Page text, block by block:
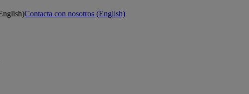
Contacta con nosotros (English)